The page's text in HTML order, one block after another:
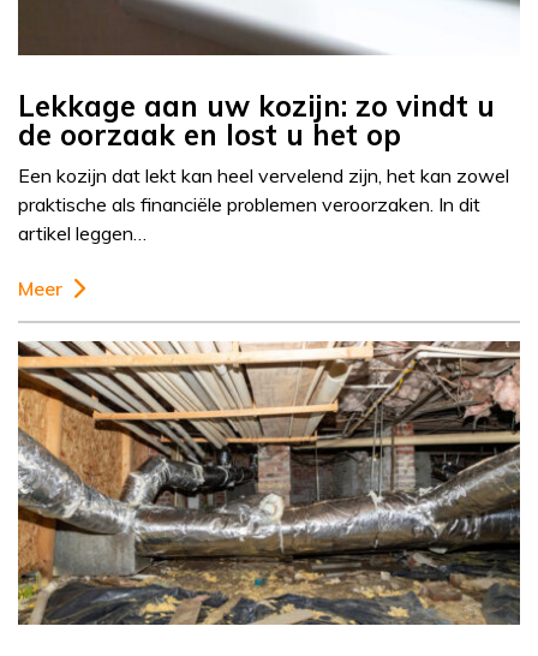
Lekkage aan uw kozijn: zo vindt u
de oorzaak en lost u het op
Een kozijn dat lekt kan heel vervelend zijn, het kan zowel
praktische als financiële problemen veroorzaken. In dit
artikel leggen…
Meer